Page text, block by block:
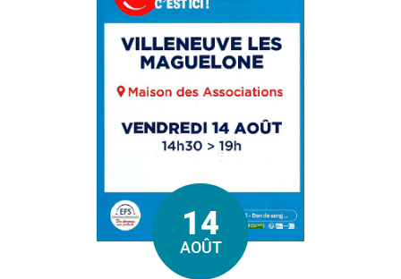
Le
14
AOÛT